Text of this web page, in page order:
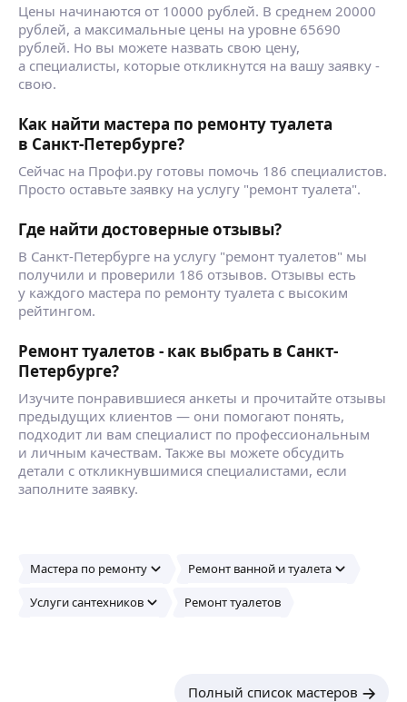
Цены начинаются от 10000 рублей. В среднем 20000
рублей, а максимальные цены на уровне 65690
рублей. Но вы можете назвать свою цену,
а специалисты, которые откликнутся на вашу заявку -
свою.
Как найти мастера по ремонту туалета
в Санкт-Петербурге?
Сейчас на Профи.ру готовы помочь 186 специалистов.
Просто оставьте заявку на услугу "ремонт туалета".
Где найти достоверные отзывы?
В Санкт-Петербурге на услугу "ремонт туалетов" мы
получили и проверили 186 отзывов. Отзывы есть
у каждого мастера по ремонту туалета с высоким
рейтингом.
Ремонт туалетов - как выбрать в Санкт-
Петербурге?
Изучите понравившиеся анкеты и прочитайте отзывы
предыдущих клиентов — они помогают понять,
подходит ли вам специалист по профессиональным
и личным качествам. Также вы можете обсудить
детали с откликнувшимися специалистами, если
заполните заявку.
Мастера по ремонту Ремонт ванной и туалета
Услуги сантехников Ремонт туалетов
Полный список мастеров